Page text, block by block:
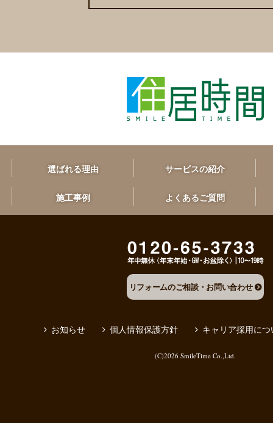
選ばれる理由 サービスの紹介
施工事例 よくあるご質問
リフォームのご相談・お問い合わせ
お知らせ 個人情報保護方針 キャリア採用につ
(C)2026 SmileTime Co.,Ltd.